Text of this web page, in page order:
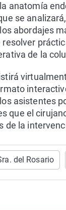
anatomía
se
abordajes
resolver
de la
asistentes
que el
de la
del Rosario